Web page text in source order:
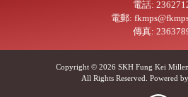
電話:
電郵:
傳真:
Copyright © 2026 SKH Fung Kei
All Rights Reserved. Powered by